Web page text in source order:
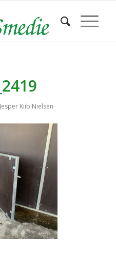
Jesper Kiib Nielsen